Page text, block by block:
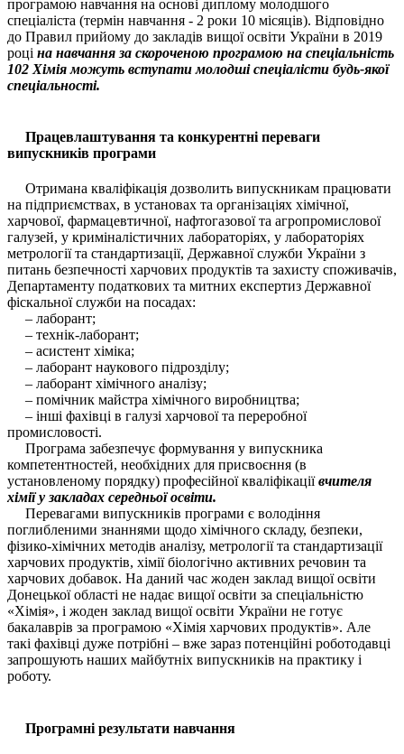
програмою навчання на основі диплому молодшого
спеціаліста (термін навчання - 2 роки 10 місяців). Відповідно
до Правил прийому до закладів вищої освіти України в 2019
році на навчання за скороченою програмою на спеціальність
102 Хімія можуть вступати молодші спеціалісти будь-якої
спеціальності.
Працевлаштування та конкурентні переваги
випускників програми
Отримана кваліфікація дозволить випускникам працювати
на підприємствах, в установах та організаціях хімічної,
харчової, фармацевтичної, нафтогазової та агропромислової
галузей, у криміналістичних лабораторіях, у лабораторіях
метрології та стандартизації, Державної служби України з
питань безпечності харчових продуктів та захисту споживачів,
Департаменту податкових та митних експертиз Державної
фіскальної служби на посадах:
– лаборант;
– технік-лаборант;
– асистент хіміка;
– лаборант наукового підрозділу;
– лаборант хімічного аналізу;
– помічник майстра хімічного виробництва;
– інші фахівці в галузі харчової та переробної
промисловості.
Програма забезпечує формування у випускника
компетентностей, необхідних для присвоєння (в
установленому порядку) професійної кваліфікаціївчителя
хімії у закладах середньої освіти.
Перевагами випускників програми є володіння
поглибленими знаннями щодо хімічного складу, безпеки,
фізико-хімічних методів аналізу, метрології та стандартизації
харчових продуктів, хімії біологічно активних речовин та
харчових добавок. На даний час жоден заклад вищої освіти
Донецької області не надає вищої освіти за спеціальністю
«Хімія», і жоден заклад вищої освіти України не готує
бакалаврів за програмою «Хімія харчових продуктів». Але
такі фахівці дуже потрібні – вже зараз потенційні роботодавці
запрошують наших майбутніх випускників на практику і
роботу.
Програмні результати навчання